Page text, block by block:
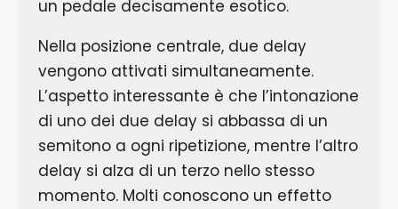
un pedale decisamente esotico.
Nella posizione centrale, due delay
vengono attivati simultaneamente.
L’aspetto interessante è che l’intonazione
di uno dei due delay si abbassa di un
semitono a ogni ripetizione, mentre l’altro
delay si alza di un terzo nello stesso
momento. Molti conoscono un effetto